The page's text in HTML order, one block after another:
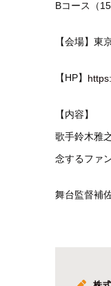
Bコース（
【会場】東
【HP】
【内容】
歌手鈴木雅
念するファ
舞台監督補